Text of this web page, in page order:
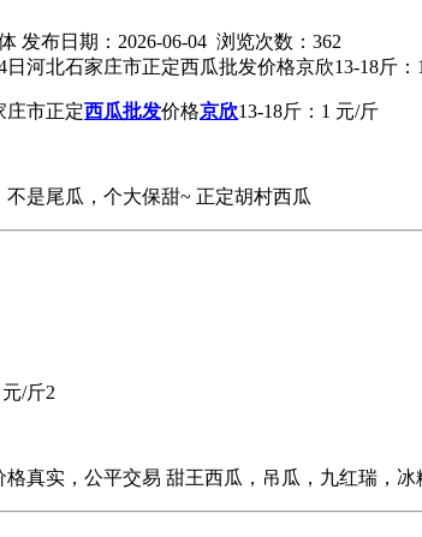
发布日期：2026-06-04 浏览次数： 362
日河北石家庄市正定西瓜批发价格京欣13-18斤
庄市正定西瓜批发价格京欣13-18斤：1 元/斤
是尾瓜，个大保甜~ 正定胡村西瓜
/斤2
真实，公平交易 甜王西瓜，吊瓜，九红瑞，冰